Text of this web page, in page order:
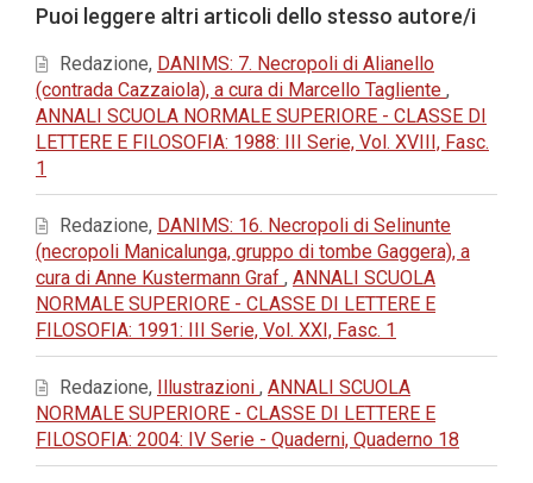
dell'articolo
Puoi leggere altri articoli dello stesso autore/i
Redazione, DANIMS: 7. Necropoli di Alianello
(contrada Cazzaiola), a cura di Marcello Tagliente ,
ANNALI SCUOLA NORMALE SUPERIORE - CLASSE DI
LETTERE E FILOSOFIA: 1988: III Serie, Vol. XVIII, Fasc.
1
Redazione, DANIMS: 16. Necropoli di Selinunte
(necropoli Manicalunga, gruppo di tombe Gaggera), a
cura di Anne Kustermann Graf , ANNALI SCUOLA
NORMALE SUPERIORE - CLASSE DI LETTERE E
FILOSOFIA: 1991: III Serie, Vol. XXI, Fasc. 1
Redazione, Illustrazioni , ANNALI SCUOLA
NORMALE SUPERIORE - CLASSE DI LETTERE E
FILOSOFIA: 2004: IV Serie - Quaderni, Quaderno 18